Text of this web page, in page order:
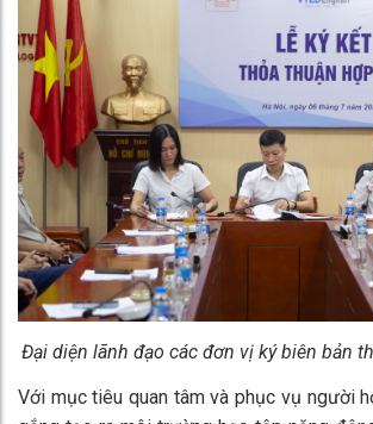
Đại diện lãnh đạo các đơn vị ký biên bản
Với mục tiêu quan tâm và phục vụ người